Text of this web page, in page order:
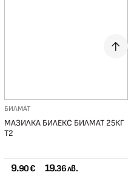
БИЛМАТ
МАЗИЛКА БИЛЕКС БИЛМАТ 25КГ
Т2
9.90 € 19.36 лв.